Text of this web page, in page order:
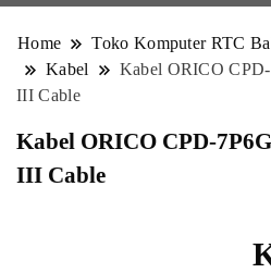
Home Toko Komputer RTC
Kabel
Kabel ORICO
III Cable
Kabel ORICO CPD-
III Cable